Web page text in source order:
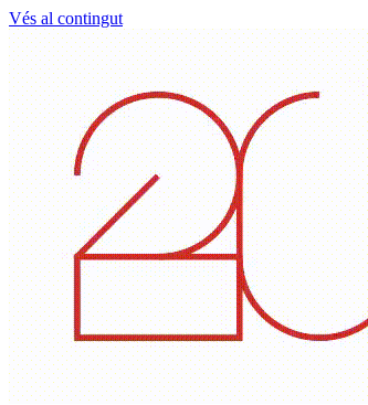
Vés al contingut